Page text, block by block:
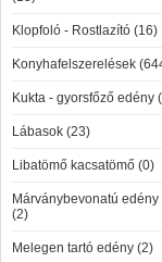
Klopfoló - Rostlazító (16)
Konyhafelszerelések
Kukta - gyorsfőző edény
Lábasok (23)
Libatömő kacsatömő (0)
Márványbevonatú edény
(2)
Melegen tartó edény (2)